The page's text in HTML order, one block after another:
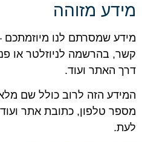
מידע מזוהה
מידע שמסרתם לנו מיוזמתכם
קשר, בהרשמה לניוזלטר או
דרך האתר ועוד.
מספר טלפון, כתובת אתר
לעת.